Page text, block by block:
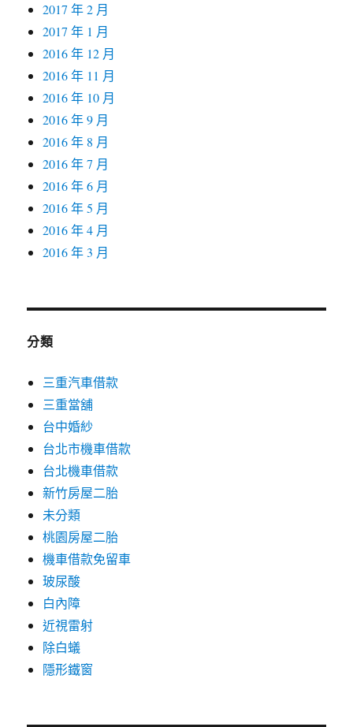
2017 年 2 月
2017 年 1 月
2016 年 12 月
2016 年 11 月
2016 年 10 月
2016 年 9 月
2016 年 8 月
2016 年 7 月
2016 年 6 月
2016 年 5 月
2016 年 4 月
2016 年 3 月
分類
三重汽車借款
三重當舖
台中婚紗
台北市機車借款
台北機車借款
新竹房屋二胎
未分類
桃園房屋二胎
機車借款免留車
玻尿酸
白內障
近視雷射
除白蟻
隱形鐵窗